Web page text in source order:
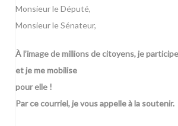
Monsieur le Député,
Monsieur le Sénateur,
À l’image de millions de citoyens, je
et je me mobilise
pour elle !
Par ce courriel, je vous appelle à la soutenir.